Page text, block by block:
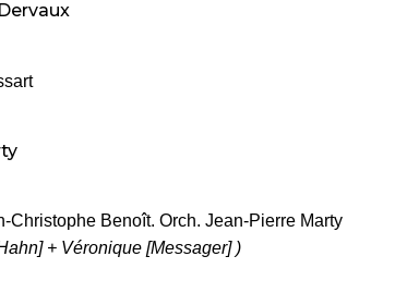
Benoît. Orch. Jean-Pierre Marty
+ Véronique [Messager] )